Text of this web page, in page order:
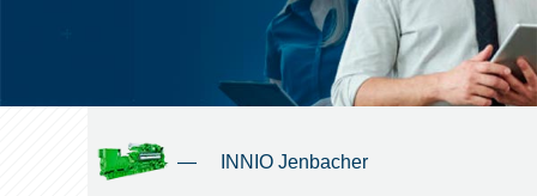
— INNIO Jenbacher